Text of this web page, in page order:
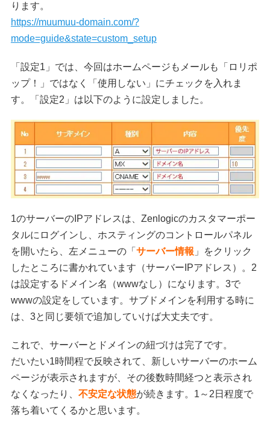
ります。
https://muumuu-domain.com/?
mode=guide&state=custom_setup
「設定1」では、今回はホームページもメールも「ロリポ
ップ！」ではなく「使用しない」にチェックを入れま
す。「設定2」は以下のように設定しました。
1のサーバーのIPアドレスは、Zenlogicのカスタマーポー
タルにログインし、ホスティングのコントロールパネル
を開いたら、左メニューの「 サーバー情報 」をクリック
したところに書かれています（サーバーIPアドレス）。2
は設定するドメイン名（wwwなし）になります。3で
wwwの設定をしています。サブドメインを利用する時に
は、3と同じ要領で追加していけば大丈夫です。
これで、サーバーとドメインの紐づけは完了です。
だいたい1時間程で反映されて、新しいサーバーのホーム
ページが表示されますが、その後数時間経つと表示され
なくなったり、 不安定な状態が続きます。1～2日程度で
落ち着いてくるかと思います。